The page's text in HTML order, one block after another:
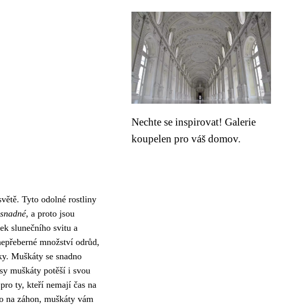
Tyto odolné rostliny
, a proto jsou
slunečního svitu a
množství odrůd,
Muškáty se snadno
muškáty potěší i svou
ty, kteří nemají čas na
na záhon, muškáty vám
Nechte se inspirovat! Galerie
koupelen pro váš domov.